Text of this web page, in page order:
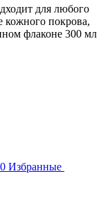
для любого
кожного покрова,
флаконе 300 мл
0 Избранные